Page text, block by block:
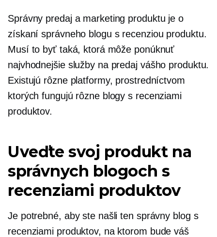
Správny predaj a marketing produktu je o
získaní správneho blogu s recenziou produktu.
Musí to byť taká, ktorá môže ponúknuť
najvhodnejšie služby na predaj vášho produktu.
Existujú rôzne platformy, prostredníctvom
ktorých fungujú rôzne blogy s recenziami
produktov.
Uveďte svoj produkt na
správnych blogoch s
recenziami produktov
Je potrebné, aby ste našli ten správny blog s
recenziami produktov, na ktorom bude váš